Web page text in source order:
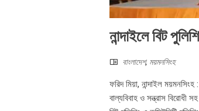
নান্দাইলে বিট
বাংলাদেশ, ময়মনসিংহ
ফরিদ মিয়া, নান্দাইল
বাল্যবিবাহ ও সন্ত্রাস বিরোধী